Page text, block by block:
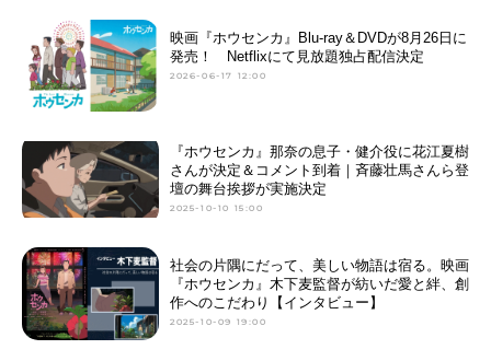
映画『ホウセンカ』Blu-ray＆DVDが8月26日に
発売！ Netflixにて見放題独占配信決定
2026-06-17 12:00
『ホウセンカ』那奈の息⼦・健介役に花江夏樹
さんが決定＆コメント到着｜⻫藤壮⾺さんら登
壇の舞台挨拶が実施決定
2025-10-10 15:00
社会の片隅にだって、美しい物語は宿る。映画
『ホウセンカ』木下麦監督が紡いだ愛と絆、創
作へのこだわり【インタビュー】
2025-10-09 19:00